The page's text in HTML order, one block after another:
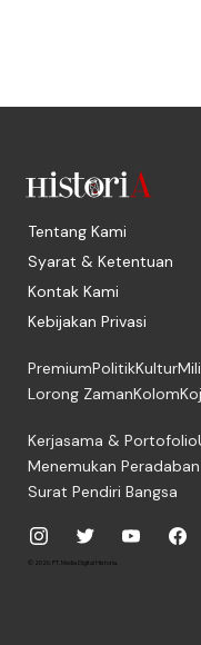
Tentang Kami
Syarat & Ketentuan
Kontak Kami
Kebijakan Privasi
PremiumPolitikKultur
Lorong ZamanKolom
Kerjasama & Portofolio
Menemukan
Surat Pendiri Bangsa
© 2026, PT. Media Digital Historia.